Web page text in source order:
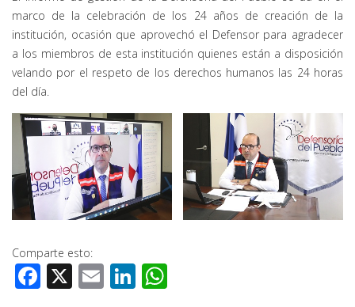
marco de la celebración de los 24 años de creación de la
institución, ocasión que aprovechó el Defensor para agradecer
a los miembros de esta institución quienes están a disposición
velando por el respeto de los derechos humanos las 24 horas
del día.
Comparte esto:
Facebook
X EmailLinkedIn